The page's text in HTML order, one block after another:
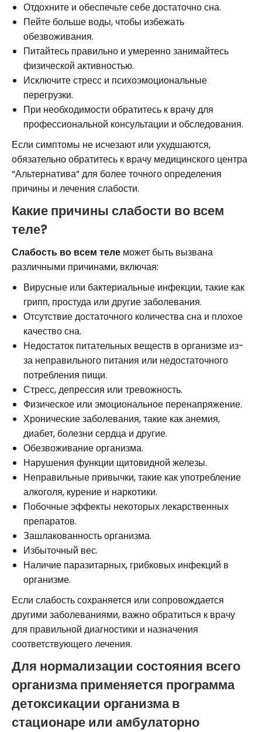
Отдохните и обеспечьте себе достаточно сна.
Пейте больше воды, чтобы избежать
обезвоживания.
Питайтесь правильно и умеренно занимайтесь
физической активностью.
Исключите стресс и психоэмоциональные
перегрузки.
При необходимости обратитесь к врачу для
профессиональной консультации и обследования.
Если симптомы не исчезают или ухудшаются,
обязательно обратитесь к врачу медицинского центра
“Альтернатива” для более точного определения
причины и лечения слабости.
Какие причины слабости во всем
теле?
Слабость во всем теле может быть вызвана
различными причинами, включая:
Вирусные или бактериальные инфекции, такие как
грипп, простуда или другие заболевания.
Отсутствие достаточного количества сна и плохое
качество сна.
Недостаток питательных веществ в организме из-
за неправильного питания или недостаточного
потребления пищи.
Стресс, депрессия или тревожность.
Физическое или эмоциональное перенапряжение.
Хронические заболевания, такие как анемия,
диабет, болезни сердца и другие.
Обезвоживание организма.
Нарушения функции щитовидной железы.
Неправильные привычки, такие как употребление
алкоголя, курение и наркотики.
Побочные эффекты некоторых лекарственных
препаратов.
Зашлакованность организма.
Избыточный вес.
Наличие паразитарных, грибковых инфекций в
организме.
Если слабость сохраняется или сопровождается
другими заболеваниями, важно обратиться к врачу
для правильной диагностики и назначения
соответствующего лечения.
Для нормализации состояния всего
организма применяется программа
детоксикации организма в
стационаре или амбулаторно